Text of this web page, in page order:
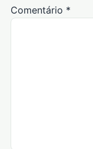
Comentário *